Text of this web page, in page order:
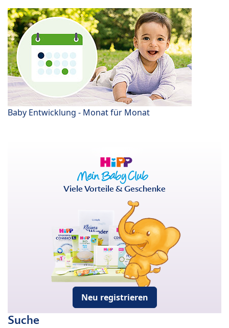
Baby Entwicklung - Monat für Monat
Viele Vorteile & Geschenke
Neu registrieren
Suche